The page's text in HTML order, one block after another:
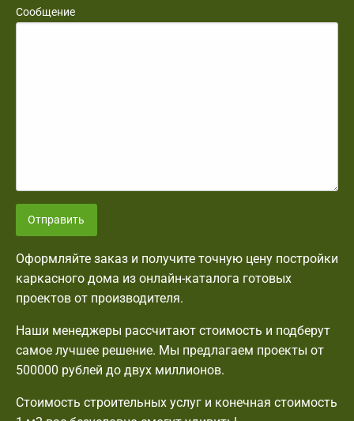
Сообщение
Отправить
Оформляйте заказ и получите точную цену постройки
каркасного дома из онлайн-каталога готовых
проектов от производителя.
Наши менеджеры рассчитают стоимость и подберут
самое лучшее решение. Мы предлагаем проекты от
500000 рублей до двух миллионов.
Стоимость строительных услуг и конечная стоимость